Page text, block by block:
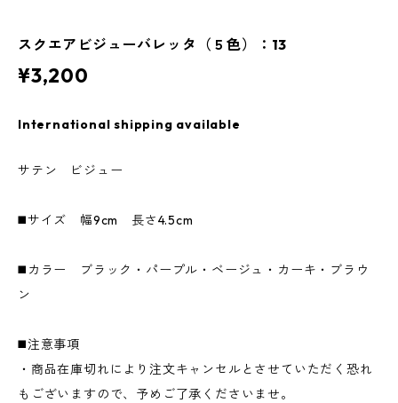
スクエアビジューバレッタ（５色）：13
¥3,200
International shipping available
サテン ビジュー
◼️サイズ 幅9cm 長さ4.5cm
◼️カラー ブラック・パープル・ベージュ・カーキ・ブラウ
ン
◼️注意事項
・商品在庫切れにより注文キャンセルとさせていただく恐れ
もございますので、予めご了承くださいませ。